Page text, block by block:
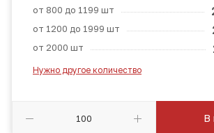
от 800 до 1199 шт
от 1200 до 1999 шт
от 2000 шт
Нужно другое количество
В